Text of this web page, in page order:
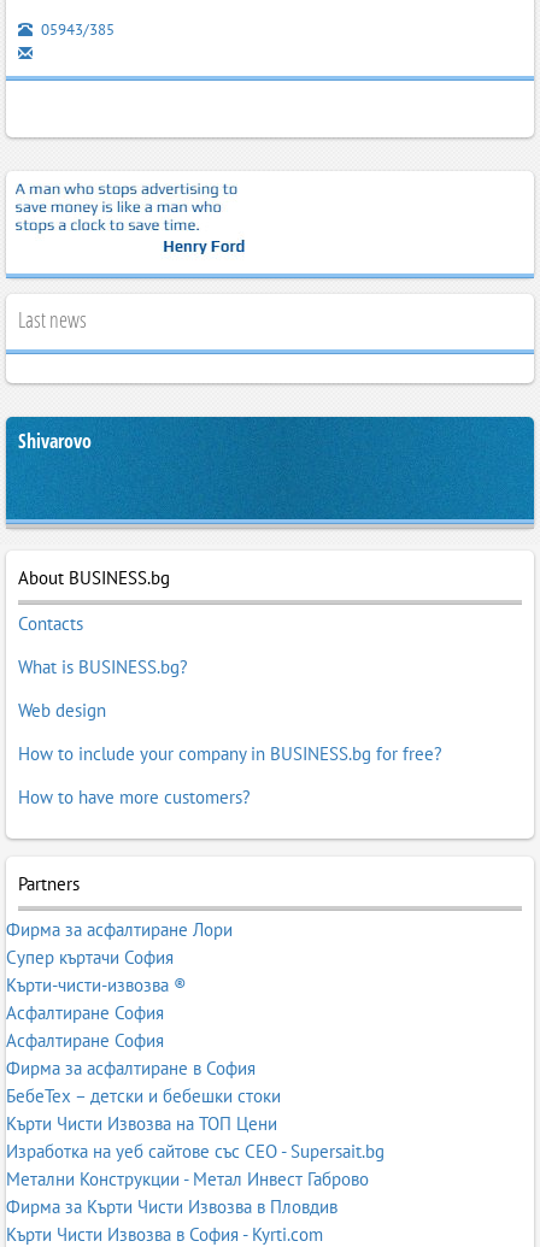
05943/385
Last news
Shivarovo
About BUSINESS.bg
Contacts
What is BUSINESS.bg?
Web design
How to include your company in BUSINESS.bg for free?
How to have more customers?
Partners
Фирма за асфалтиране Лори
Супер къртачи София
Кърти-чисти-извозва ®
Асфалтиране София
Асфалтиране София
Фирма за асфалтиране в София
БебеТех – детски и бебешки стоки
Кърти Чисти Извозва на ТОП Цени
Изработка на уеб сайтове със СЕО - Supersait.bg
Метални Конструкции - Метал Инвест Габрово
Фирма за Кърти Чисти Извозва в Пловдив
Кърти Чисти Извозва в София - Kyrti.com